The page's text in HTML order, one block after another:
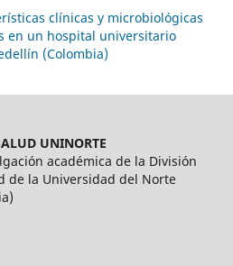
clínicas y microbiológicas
en un hospital universitario
(Colombia)
UNINORTE
académica de la División
de la Universidad del Norte